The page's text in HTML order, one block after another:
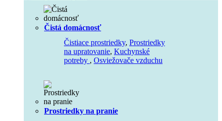
Čistá domácnosť
Čistiace prostriedky, Prostriedky
na upratovanie, Kuchynské
potreby , Osviežovače vzduchu
Prostriedky na pranie